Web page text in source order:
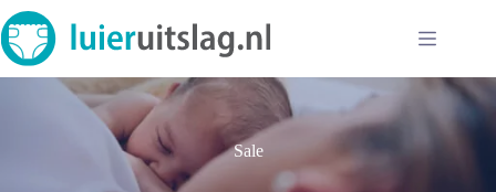
Ga
naar
de
inhoud
Sale